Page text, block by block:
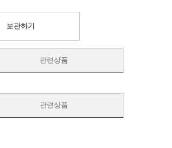
보관하기
관련상품
관련상품